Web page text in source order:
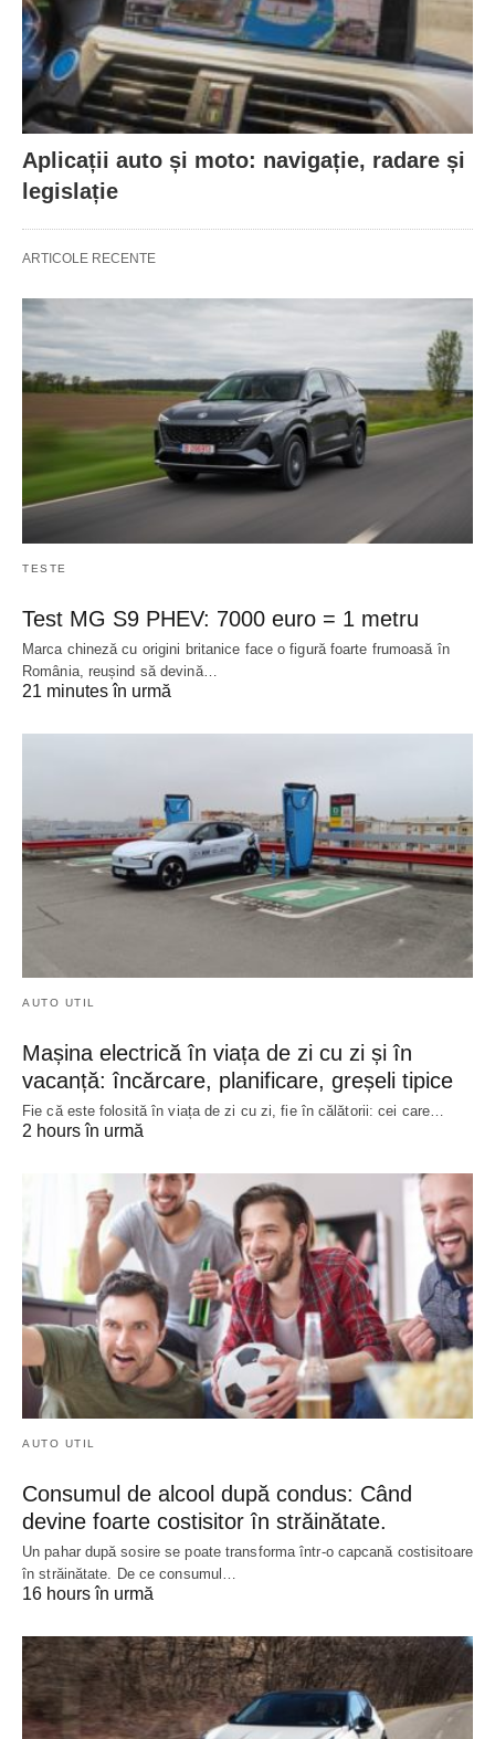
Aplicații auto și moto: navigație, radare și
legislație
ARTICOLE RECENTE
TESTE
Test MG S9 PHEV: 7000 euro = 1 metru
Marca chineză cu origini britanice face o figură foarte frumoasă în
România, reușind să devină…
21 minutes în urmă
AUTO UTIL
Mașina electrică în viața de zi cu zi și în
vacanță: încărcare, planificare, greșeli tipice
Fie că este folosită în viața de zi cu zi, fie în călătorii: cei care…
2 hours în urmă
AUTO UTIL
Consumul de alcool după condus: Când
devine foarte costisitor în străinătate.
Un pahar după sosire se poate transforma într-o capcană costisitoare
în străinătate. De ce consumul…
16 hours în urmă